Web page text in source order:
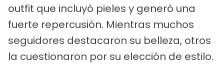
outfit que incluyó pieles y generó una
fuerte repercusión. Mientras muchos
seguidores destacaron su belleza, otros
la cuestionaron por su elección de estilo.